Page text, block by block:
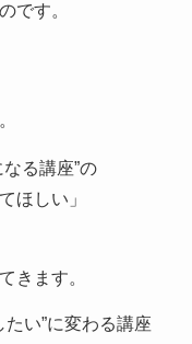
です。
なる講座”の
ほしい」
きます。
たい”に変わる講座